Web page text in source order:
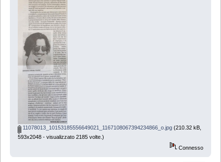
11078013_10153185556649021_1167108067394234866_o.jpg(210.32 kB,
593x2048 - visualizzato 2185 volte.)
Connesso